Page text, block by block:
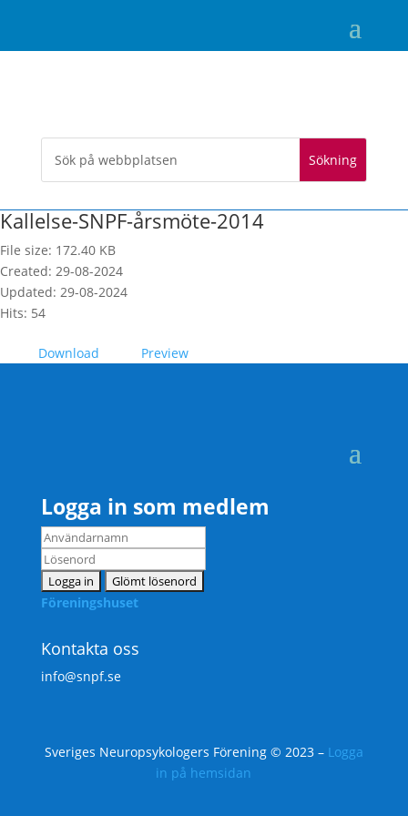
Kallelse-SNPF-årsmöte-2014
File size: 172.40 KB
Created: 29-08-2024
Updated: 29-08-2024
Hits: 54
Download Preview
Logga in som medlem
Föreningshuset
Kontakta oss
info@snpf.se
Sveriges Neuropsykologers Förening © 2023 – Logga
in på hemsidan